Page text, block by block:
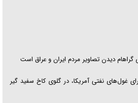
دیدن تصاویر مردم ایران و عراق است
غول‌های نفتی آمریکا، در گلوی کاخ سفید گیر